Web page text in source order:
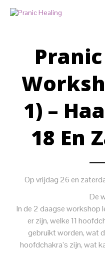
1) –
18 En
Op vrijdag 26 en
De
In de 2 daagse workshop
er zijn, welke 11
gebruikt worden, wat
hoofdchakra’s zijn, wat